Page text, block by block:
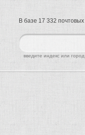
найти
введите индекс или город
В базе 17 332